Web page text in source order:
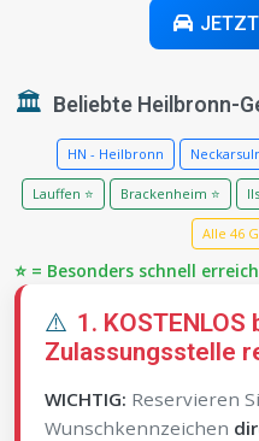
🏛️ Beliebte Heilbronn-
HN - Heilbronn
Lauffen ⭐ Brackenheim ⭐
Alle 46
⭐ = Besonders schnell
⚠️ 1. KOSTENLOS
Zulassungsstelle
WICHTIG: Reservieren
Wunschkennzeichen